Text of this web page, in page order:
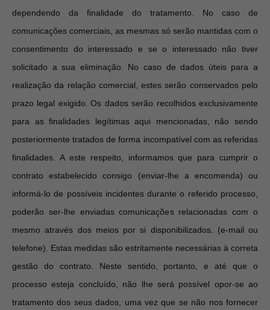
dependendo da finalidade do tratamento. No caso de
comunicações comerciais, as mesmas só serão mantidas com o
consentimento do interessado e se o interessado não tiver
solicitado a sua eliminação. No caso de dados úteis para a
realização da relação comercial, estes serão conservados pelo
prazo legal exigido. Os dados serão recolhidos exclusivamente
para as finalidades legítimas aqui mencionadas, não sendo
posteriormente tratados de forma incompatível com as referidas
finalidades.
A este respeito, informamos que para cumprir o
contrato estabelecido consigo (enviar-lhe a encomenda) ou
informá-lo de possíveis incidentes durante o referido processo,
poderão ser-lhe enviadas comunicações relacionadas com o
mesmo através dos meios por si disponibilizados. (e-mail ou
telefone). Estas medidas são estritamente necessárias à correta
gestão do contrato. Neste sentido, portanto, e até que o
processo esteja concluído, não lhe será possível opor-se ao
tratamento dos seus dados, uma vez que se não nos fornecer